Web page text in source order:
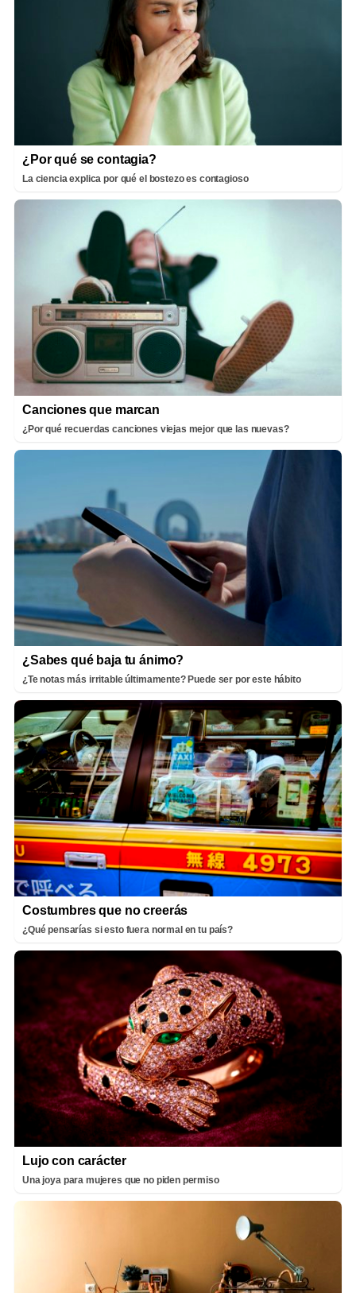
¿Por qué se contagia?
La ciencia explica por qué el bostezo es contagioso
Canciones que marcan
¿Por qué recuerdas canciones viejas mejor que las nuevas?
¿Sabes qué baja tu ánimo?
¿Te notas más irritable últimamente? Puede ser por este hábito
Costumbres que no creerás
¿Qué pensarías si esto fuera normal en tu país?
Lujo con carácter
Una joya para mujeres que no piden permiso